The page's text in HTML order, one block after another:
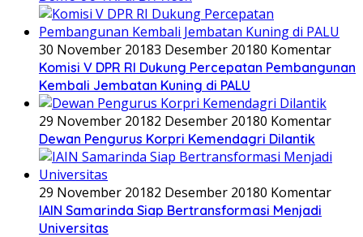
30 November 20183 Desember 20180 Komentar
Komisi V DPR RI Dukung Percepatan Pembangunan
Kembali Jembatan Kuning di PALU
29 November 20182 Desember 20180 Komentar
Dewan Pengurus Korpri Kemendagri Dilantik
29 November 20182 Desember 20180 Komentar
IAIN Samarinda Siap Bertransformasi Menjadi
Universitas